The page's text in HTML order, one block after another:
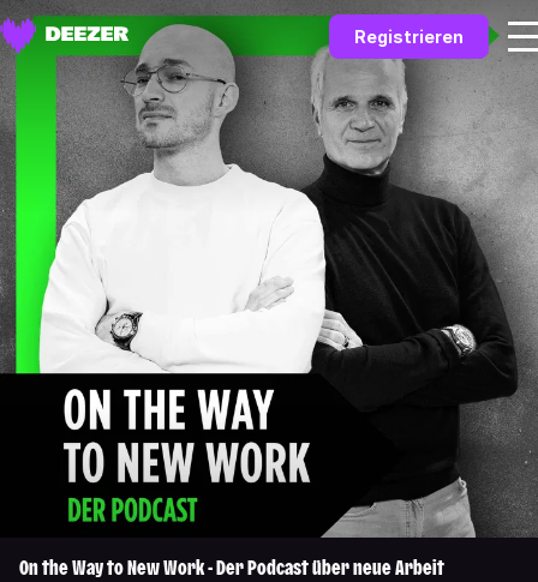
Registrieren
On the Way to New Work - Der Podcast über neue Arbeit